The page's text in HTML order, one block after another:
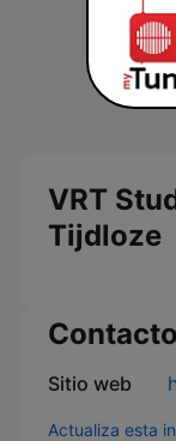
VRT
Tijdloze
Sitio web
Actualiza esta